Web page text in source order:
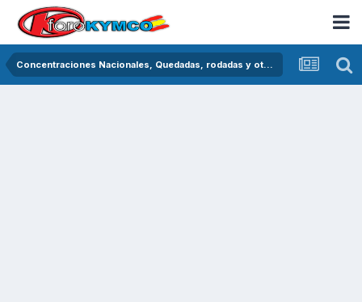
Concentraciones Nacionales, Quedadas, rodadas y otras crónicas del asfalto